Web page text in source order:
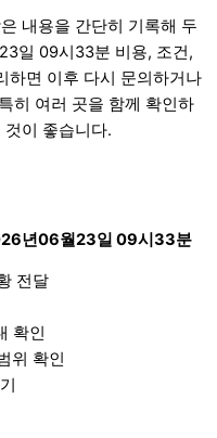
내용을 간단히 기록해 두
일 09시33분 비용, 조건,
하면 이후 다시 문의하거나
히 여러 곳을 함께 확인하
이 좋습니다.
년06월23일 09시33분
전달
확인
위 확인